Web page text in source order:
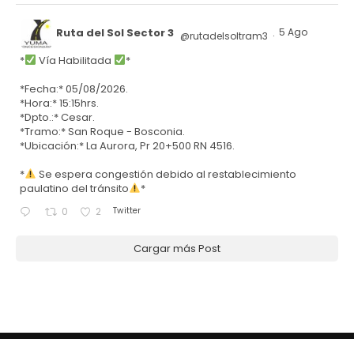
Ruta del Sol Sector 3 @rutadelsoltram3 · 5 Ago
* Vía Habilitada
*
*Fecha:* 05/08/2026.
*Hora:* 15:15hrs.
*Dpto.:* Cesar.
*Tramo:* San Roque - Bosconia.
*Ubicación:* La Aurora, Pr 20+500 RN 4516.
*
Se espera congestión debido al restablecimiento
paulatino del tránsito
*
0 2 Twitter
Cargar más Post